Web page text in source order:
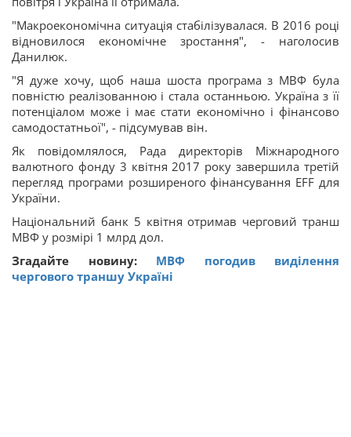
"Макроекономічна ситуація стабілізувалася. В 2016 році
відновилося економічне зростання", - наголосив
Данилюк.
"Я дуже хочу, щоб наша шоста програма з МВФ була
повністю реалізованною і стала останньою. Україна з її
потенціалом може і має стати економічно і фінансово
самодостатньої", - підсумував він.
Як повідомлялося, Рада директорів Міжнародного
валютного фонду 3 квітня 2017 року завершила третій
перегляд програми розширеного фінансування EFF для
України.
Національний банк 5 квітня отримав черговий транш
МВФ у розмірі 1 млрд дол.
Згадайте новину: МВФ погодив виділення
чергового траншу Україні